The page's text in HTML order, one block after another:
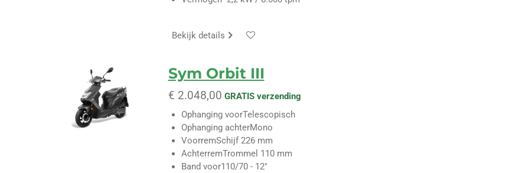
Bekijk details
Sym Orbit III
€ 2.048,00 GRATIS verzending
Ophanging voorTelescopisch
Ophanging achterMono
VoorremSchijf 226 mm
AchterremTrommel 110 mm
Band voor110/70 - 12"